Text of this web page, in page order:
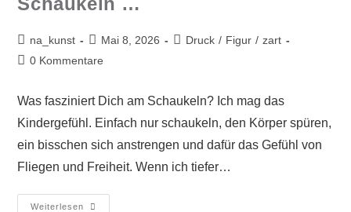
na_kunst Mai 8, 2026 Druck / Figur / zart
0 Kommentare
Was fasziniert Dich am Schaukeln? Ich mag das
Kindergefühl. Einfach nur schaukeln, den Körper spüren,
ein bisschen sich anstrengen und dafür das Gefühl von
Fliegen und Freiheit. Wenn ich tiefer…
Weiterlesen